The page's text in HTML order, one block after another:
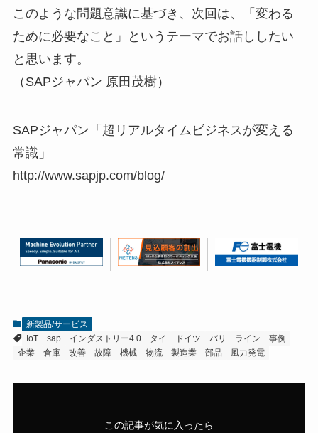
このような問題意識に基づき、次回は、「変わる
ために必要なこと」というテーマでお話ししたい
と思います。
（SAPジャパン 原田茂樹）
SAPジャパン「超リアルタイムビジネスが変える
常識」
http://www.sapjp.com/blog/
新製品/サービス
IoT
sap インダストリー4.0 タイ ドイツ バリ ライン
事例
企業
倉庫 改善 故障 機械 物流 製造業 部品 風力発電
この記事が気に入ったら